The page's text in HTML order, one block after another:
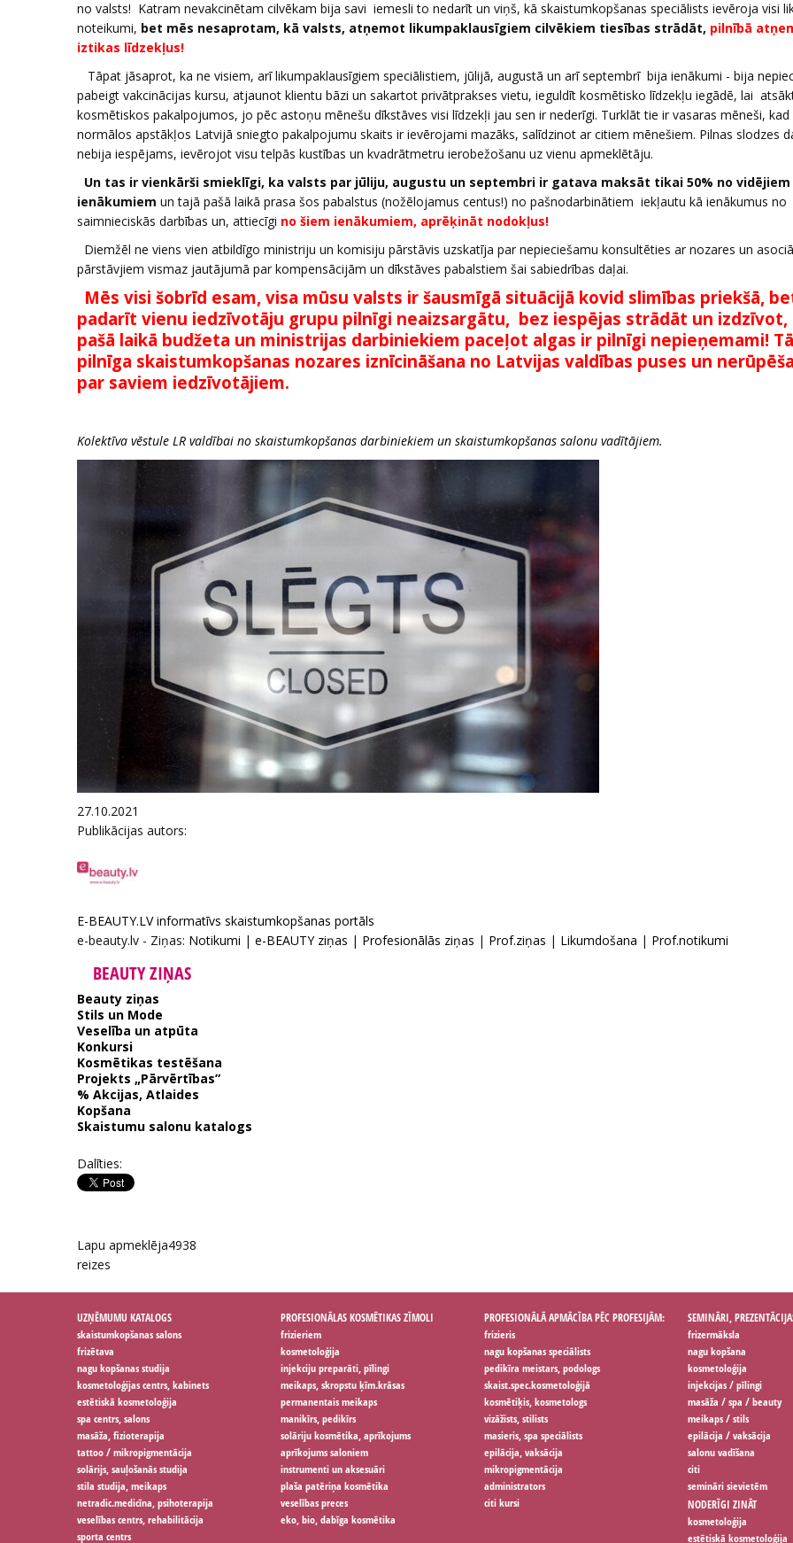
no valsts! Katram nevakcinētam cilvēkam bija savi iemesli to nedarīt un viņš, kā skaistumkopšanas speciālists ievēroja visi
noteikumi, bet mēs nesaprotam, kā valsts, atņemot likumpaklausīgiem cilvēkiem tiesības strādāt, pilnībā
iztikas līdzekļus!
Tāpat jāsaprot, ka ne visiem, arī likumpaklausīgiem speciālistiem, jūlijā, augustā un arī septembrī bija ienākumi - bija
pabeigt vakcinācijas kursu, atjaunot klientu bāzi un sakartot privātprakses vietu, ieguldīt kosmētisko līdzekļu iegādē, lai
kosmētiskos pakalpojumos, jo pēc astoņu mēnešu dīkstāves visi līdzekļi jau sen ir nederīgi. Turklāt tie ir vasaras mēneši, kad
normālos apstākļos Latvijā sniegto pakalpojumu skaits ir ievērojami mazāks, salīdzinot ar citiem mēnešiem. Pilnas slodzes
nebija iespējams, ievērojot visu telpās kustības un kvadrātmetru ierobežošanu uz vienu apmeklētāju.
Un tas ir vienkārši smieklīgi, ka valsts par jūliju, augustu un septembri ir gatava maksāt tikai 50% no vidējiem
ienākumiem un tajā pašā laikā prasa šos pabalstus (nožēlojamus centus!) no pašnodarbinātiem iekļautu kā ienākumus no
saimnieciskās darbības un, attiecīgi no šiem ienākumiem, aprēķināt nodokļus!
Diemžēl ne viens vien atbildīgo ministriju un komisiju pārstāvis uzskatīja par nepieciešamu konsultēties ar nozares un
pārstāvjiem vismaz jautājumā par kompensācijām un dīkstāves pabalstiem šai sabiedrības daļai.
Mēs visi šobrīd esam, visa mūsu valsts ir šausmīgā situācijā kovid slimības priekšā,
padarīt vienu iedzīvotāju grupu pilnīgi neaizsargātu, bez iespējas strādāt un izdzīvot,
pašā laikā budžeta un ministrijas darbiniekiem paceļot algas ir pilnīgi nepieņemami!
pilnīga skaistumkopšanas nozares iznīcināšana no Latvijas valdības puses un
par saviem iedzīvotājiem.
Kolektīva vēstule LR valdībai no skaistumkopšanas darbiniekiem un skaistumkopšanas salonu vadītājiem.
27.10.2021
Publikācijas autors:
E-BEAUTY.LV informatīvs skaistumkopšanas portāls
e-beauty.lv - Ziņas: Notikumi | e-BEAUTY ziņas | Profesionālās ziņas | Prof.ziņas | Likumdošana | Prof.notikumi
BEAUTY ZIŅAS
Beauty ziņas
Stils un Mode
Veselība un atpūta
Konkursi
Kosmētikas testēšana
Projekts „Pārvērtības”
% Akcijas, Atlaides
Kopšana
Skaistumu salonu katalogs
Dalīties:
Lapu apmeklēja4938
reizes
UZŅĒMUMU KATALOGS
skaistumkopšanas salons
frizētava
nagu kopšanas studija
kosmetoloģijas centrs, kabinets
estētiskā kosmetoloģija
spa centrs, salons
masāža, fizioterapija
tattoo / mikropigmentācija
solārijs, sauļošanās studija
stila studija, meikaps
netradic.medicīna, psihoterapija
veselības centrs, rehabilitācija
sporta centrs
PROFESIONĀLAS KOSMĒTIKAS ZĪMOLI
frizieriem
kosmetoloģija
injekciju preparāti, pīlingi
meikaps, skropstu ķīm.krāsas
permanentais meikaps
manikīrs, pedikīrs
solāriju kosmētika, aprīkojums
aprīkojums saloniem
instrumenti un aksesuāri
plaša patēriņa kosmētika
veselības preces
eko, bio, dabīga kosmētika
PROFESIONĀLĀ APMĀCĪBA PĒC PROFESIJĀM:
frizieris
nagu kopšanas speciālists
pedikīra meistars, podologs
skaist.spec.kosmetoloģijā
kosmētiķis, kosmetologs
vizāžists, stilists
masieris, spa speciālists
epilācija, vaksācija
mikropigmentācija
administrators
citi kursi
SEMINĀRI,
frizermāksla
nagu kopšana
kosmetoloģija
injekcijas / pīlingi
masāža / spa / beauty
meikaps / stils
epilācija / vaksācija
salonu vadīšana
citi
semināri sievietēm
NODERĪGI ZINĀT
kosmetoloģija
estētiskā kosmetoloģija